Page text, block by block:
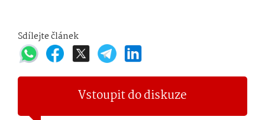
Sdílejte článek
Vstoupit do diskuze